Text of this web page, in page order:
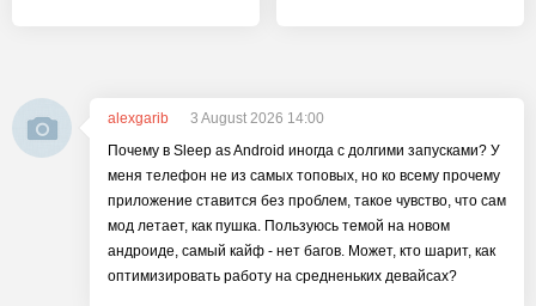
alexgarib
3 August 2026 14:00
Почему в Sleep as Android иногда с долгими запусками? У
меня телефон не из самых топовых, но ко всему прочему
приложение ставится без проблем, такое чувство, что сам
мод летает, как пушка. Пользуюсь темой на новом
андроиде, самый кайф - нет багов. Может, кто шарит, как
оптимизировать работу на средненьких девайсах?